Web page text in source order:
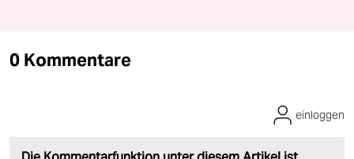
0 Kommentare
einloggen